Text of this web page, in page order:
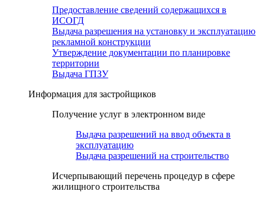
Предоставление сведений содержащихся в
ИСОГД
Выдача разрешения на установку и эксплуатацию
рекламной конструкции
Утверждение документации по планировке
территории
Выдача ГПЗУ
Информация для застройщиков
Получение услуг в электронном виде
Выдача разрешений на ввод объекта в
эксплуатацию
Выдача разрешений на строительство
Исчерпывающий перечень процедур в сфере
жилищного строительства